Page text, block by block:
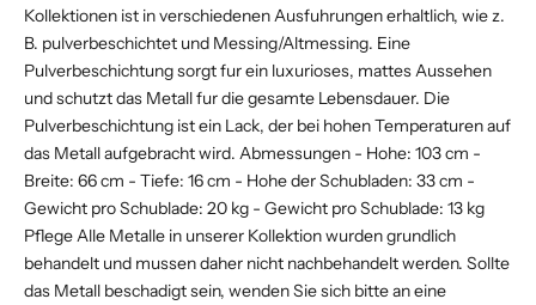
Kollektionen ist in verschiedenen Ausfuhrungen erhaltlich, wie z.
B. pulverbeschichtet und Messing/Altmessing. Eine
Pulverbeschichtung sorgt fur ein luxurioses, mattes Aussehen
und schutzt das Metall fur die gesamte Lebensdauer. Die
Pulverbeschichtung ist ein Lack, der bei hohen Temperaturen auf
das Metall aufgebracht wird. Abmessungen - Hohe: 103 cm -
Breite: 66 cm - Tiefe: 16 cm - Hohe der Schubladen: 33 cm -
Gewicht pro Schublade: 20 kg - Gewicht pro Schublade: 13 kg
Pflege Alle Metalle in unserer Kollektion wurden grundlich
behandelt und mussen daher nicht nachbehandelt werden. Sollte
das Metall beschadigt sein, wenden Sie sich bitte an eine